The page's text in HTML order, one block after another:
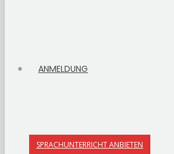
ANMELDUNG
SPRACHUNTERRICHT ANBIETEN